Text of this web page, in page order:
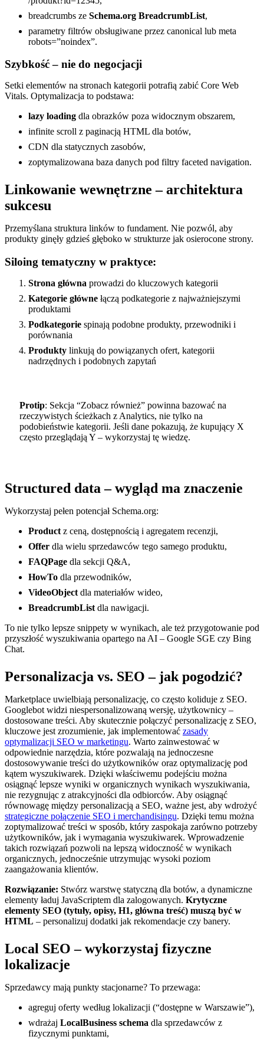
breadcrumbs ze Schema.org BreadcrumbList,
parametry filtrów obsługiwane przez canonical lub meta
robots=”noindex”.
Szybkość – nie do negocjacji
Setki elementów na stronach kategorii potrafią zabić Core Web
Vitals. Optymalizacja to podstawa:
lazy loading dla obrazków poza widocznym obszarem,
infinite scroll z paginacją HTML dla botów,
CDN dla statycznych zasobów,
zoptymalizowana baza danych pod filtry faceted navigation.
Linkowanie wewnętrzne – architektura
sukcesu
Przemyślana struktura linków to fundament. Nie pozwól, aby
produkty ginęły gdzieś głęboko w strukturze jak osierocone strony.
Siloing tematyczny w praktyce:
Strona główna prowadzi do kluczowych kategorii
Kategorie główne łączą podkategorie z najważniejszymi
produktami
Podkategorie spinają podobne produkty, przewodniki i
porównania
Produkty linkują do powiązanych ofert, kategorii
nadrzędnych i podobnych zapytań
Protip: Sekcja “Zobacz również” powinna bazować na
rzeczywistych ścieżkach z Analytics, nie tylko na
podobieństwie kategorii. Jeśli dane pokazują, że kupujący X
często przeglądają Y – wykorzystaj tę wiedzę.
Structured data – wygląd ma znaczenie
Wykorzystaj pełen potencjał Schema.org:
Product z ceną, dostępnością i agregatem recenzji,
Offer dla wielu sprzedawców tego samego produktu,
FAQPage dla sekcji Q&A,
HowTo dla przewodników,
VideoObject dla materiałów wideo,
BreadcrumbList dla nawigacji.
To nie tylko lepsze snippety w wynikach, ale też przygotowanie pod
przyszłość wyszukiwania opartego na AI – Google SGE czy Bing
Chat.
Personalizacja vs. SEO – jak pogodzić?
Marketplace uwielbiają personalizację, co często koliduje z SEO.
Googlebot widzi niespersonalizowaną wersję, użytkownicy –
dostosowane treści. Aby skutecznie połączyć personalizację z SEO,
kluczowe jest zrozumienie, jak implementować zasady
optymalizacji SEO w marketingu. Warto zainwestować w
odpowiednie narzędzia, które pozwalają na jednoczesne
dostosowywanie treści do użytkowników oraz optymalizację pod
kątem wyszukiwarek. Dzięki właściwemu podejściu można
osiągnąć lepsze wyniki w organicznych wynikach wyszukiwania,
nie rezygnując z atrakcyjności dla odbiorców. Aby osiągnąć
równowagę między personalizacją a SEO, ważne jest, aby wdrożyć
strategiczne połączenie SEO i merchandisingu. Dzięki temu można
zoptymalizować treści w sposób, który zaspokaja zarówno potrzeby
użytkowników, jak i wymagania wyszukiwarek. Wprowadzenie
takich rozwiązań pozwoli na lepszą widoczność w wynikach
organicznych, jednocześnie utrzymując wysoki poziom
zaangażowania klientów.
Rozwiązanie: Stwórz warstwę statyczną dla botów, a dynamiczne
elementy ładuj JavaScriptem dla zalogowanych. Krytyczne
elementy SEO (tytuły, opisy, H1, główna treść) muszą być w
HTML – personalizuj dodatki jak rekomendacje czy banery.
Local SEO – wykorzystaj fizyczne
lokalizacje
Sprzedawcy mają punkty stacjonarne? To przewaga:
agreguj oferty według lokalizacji (“dostępne w Warszawie”),
wdrażaj LocalBusiness schema dla sprzedawców z
fizycznymi punktami,